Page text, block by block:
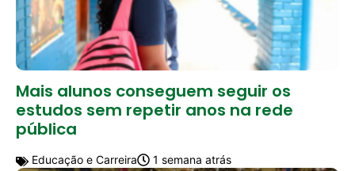
Mais alunos conseguem seguir os
estudos sem repetir anos na rede
pública
Educação e Carreira 1 semana atrás